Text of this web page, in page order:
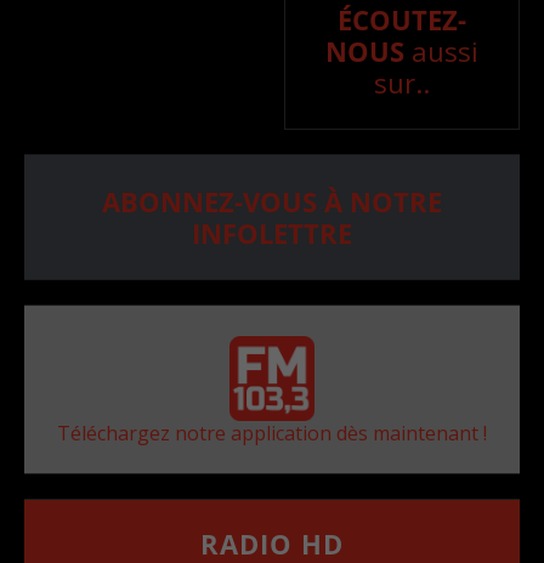
ÉCOUTEZ-
NOUS aussi
sur..
ABONNEZ-VOUS À NOTRE
INFOLETTRE
Téléchargez notre application dès maintenant !
RADIO HD